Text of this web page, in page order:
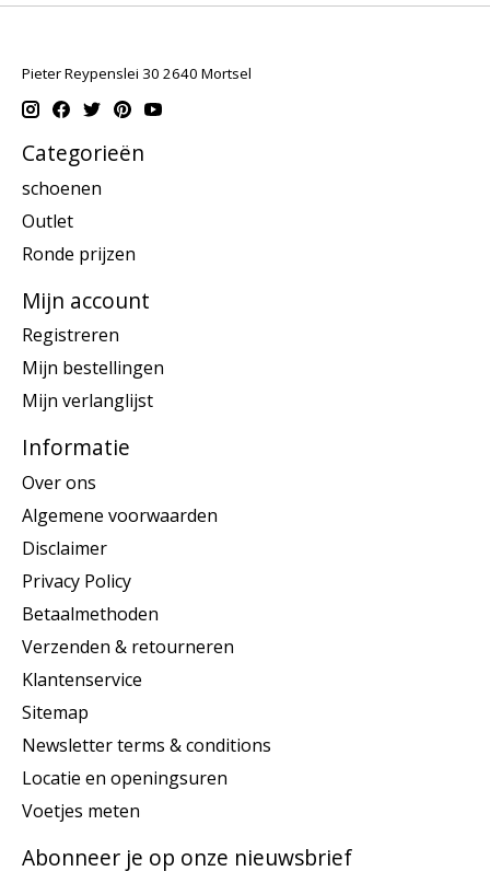
Pieter Reypenslei 30 2640 Mortsel
Categorieën
schoenen
Outlet
Ronde prijzen
Mijn account
Registreren
Mijn bestellingen
Mijn verlanglijst
Informatie
Over ons
Algemene voorwaarden
Disclaimer
Privacy Policy
Betaalmethoden
Verzenden & retourneren
Klantenservice
Sitemap
Newsletter terms & conditions
Locatie en openingsuren
Voetjes meten
Abonneer je op onze nieuwsbrief